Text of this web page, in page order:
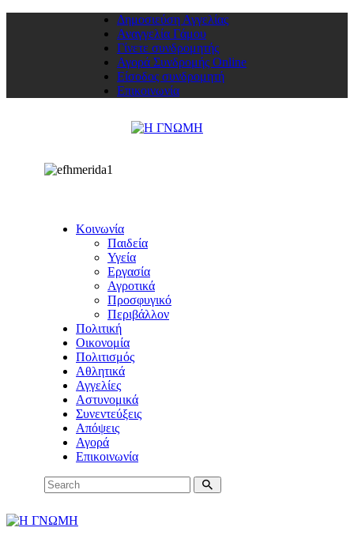
Δημοσιεύση Αγγελίας
Αναγγελία Γάμου
Γίνετε συνδρομητής
Αγορά Συνδρομής Online
Είσοδος συνδρομητή
Επικοινωνία
Κοινωνία
Παιδεία
Υγεία
Εργασία
Αγροτικά
Προσφυγικό
Περιβάλλον
Πολιτική
Οικονομία
Πολιτισμός
Αθλητικά
Αγγελίες
Αστυνομικά
Συνεντεύξεις
Απόψεις
Αγορά
Επικοινωνία